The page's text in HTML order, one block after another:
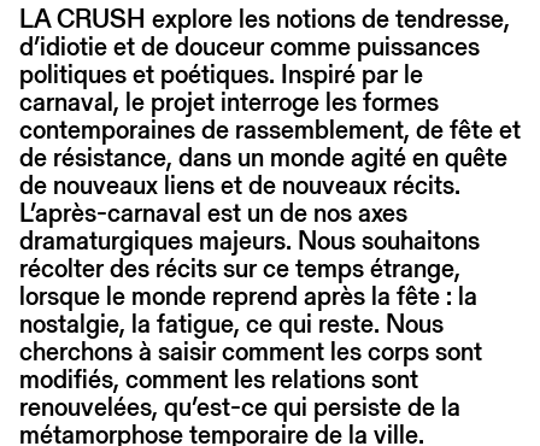
LA CRUSH explore les notions de tendresse,
d’idiotie et de douceur comme puissances
politiques et poétiques. Inspiré par le
carnaval, le projet interroge les formes
contemporaines de rassemblement, de fête et
de résistance, dans un monde agité en quête
de nouveaux liens et de nouveaux récits.
L’après-carnaval est un de nos axes
dramaturgiques majeurs. Nous souhaitons
récolter des récits sur ce temps étrange,
lorsque le monde reprend après la fête : la
nostalgie, la fatigue, ce qui reste. Nous
cherchons à saisir comment les corps sont
modifiés, comment les relations sont
renouvelées, qu’est-ce qui persiste de la
métamorphose temporaire de la ville.